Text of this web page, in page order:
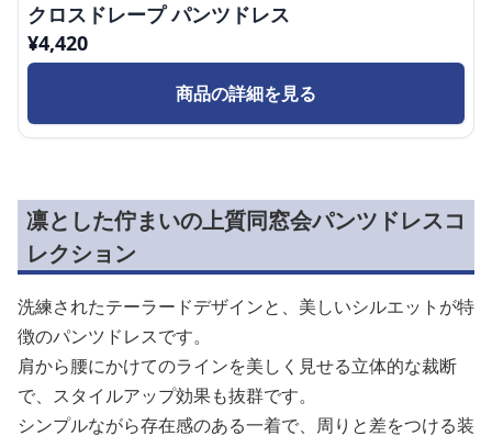
クロスドレープ パンツドレス
¥4,420
商品の詳細を見る
凛とした佇まいの上質同窓会パンツドレスコ
レクション
洗練されたテーラードデザインと、美しいシルエットが特
徴のパンツドレスです。
肩から腰にかけてのラインを美しく見せる立体的な裁断
で、スタイルアップ効果も抜群です。
シンプルながら存在感のある一着で、周りと差をつける装